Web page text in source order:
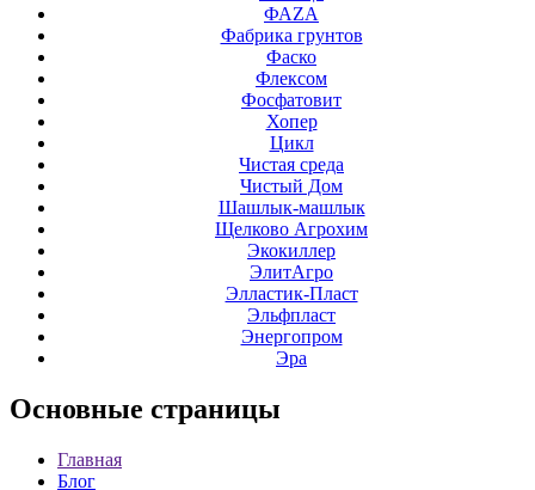
ФАZА
Фабрика грунтов
Фаско
Флексом
Фосфатовит
Хопер
Цикл
Чистая среда
Чистый Дом
Шашлык-машлык
Щелково Агрохим
Экокиллер
ЭлитАгро
Элластик-Пласт
Эльфпласт
Энергопром
Эра
Основные страницы
Главная
Блог